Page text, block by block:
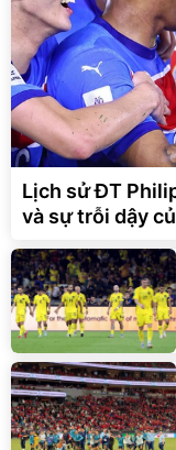
Lịch sử ĐT
và sự trỗi dậy